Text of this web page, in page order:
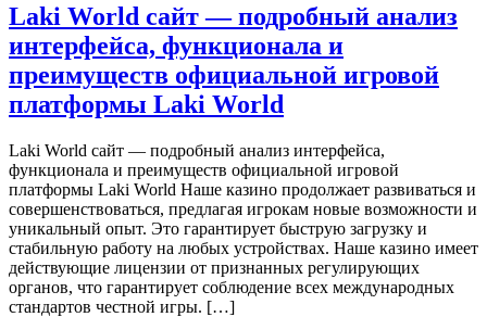
Laki World сайт — подробный анализ
интерфейса, функционала и
преимуществ официальной игровой
платформы Laki World
Laki World сайт — подробный анализ интерфейса,
функционала и преимуществ официальной игровой
платформы Laki World Наше казино продолжает развиваться и
совершенствоваться, предлагая игрокам новые возможности и
уникальный опыт. Это гарантирует быструю загрузку и
стабильную работу на любых устройствах. Наше казино имеет
действующие лицензии от признанных регулирующих
органов, что гарантирует соблюдение всех международных
стандартов честной игры. […]